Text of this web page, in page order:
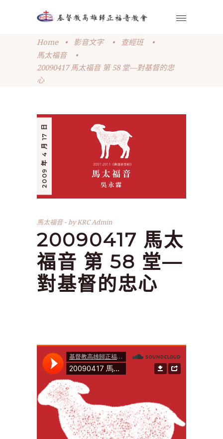
Home • 影音文字 • 查經班
•
馬太福音
•
20090417 馬太福音 第 58 堂—對基督的忠
心
2009 年 4 月 17 日
馬太福音 byKRC Admin
20090417 馬太
福音 第 58 堂—
對基督的忠心